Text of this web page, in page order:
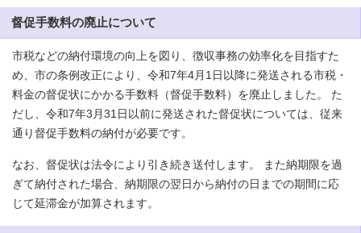
督促手数料の廃止について
市税などの納付環境の向上を図り、徴収事務の効率化を目指すた
め、市の条例改正により、令和7年4月1日以降に発送される市税・
料金の督促状にかかる手数料（督促手数料）を廃止しました。 た
だし、令和7年3月31日以前に発送された督促状については、従来
通り督促手数料の納付が必要です。
なお、督促状は法令により引き続き送付します。 また納期限を過
ぎて納付された場合、納期限の翌日から納付の日までの期間に応
じて延滞金が加算されます。